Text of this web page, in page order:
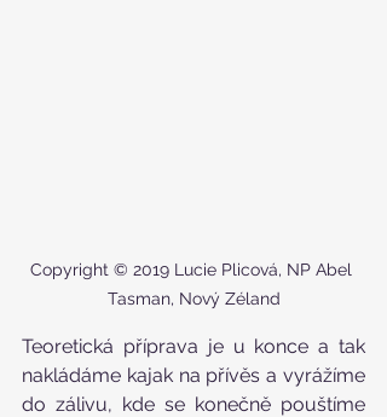
Copyright © 2019 Lucie Plicová, NP Abel
Tasman, Nový Zéland
Teoretická příprava je u konce a tak
nakládáme kajak na přívěs a vyrážíme
do zálivu, kde se konečně pouštíme